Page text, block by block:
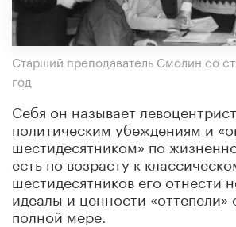
Старший преподаватель Смолин со
год
Себя он называет
политическим убеждениям и
шестидесятником» по
есть по возрасту к
шестидесятников его отнести
идеалы и ценности «оттепели»
полной мере.